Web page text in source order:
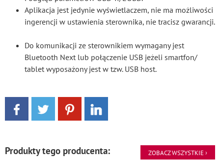
Aplikacja jest jedynie wyświetlaczem, nie ma możliwości
ingerencji w ustawienia sterownika, nie tracisz gwarancji.
Do komunikacji ze sterownikiem wymagany jest
Bluetooth Next lub połączenie USB jeżeli smartfon/
tablet wyposażony jest w tzw. USB host.
Produkty tego producenta: ZOBACZ WSZYSTKIE ›